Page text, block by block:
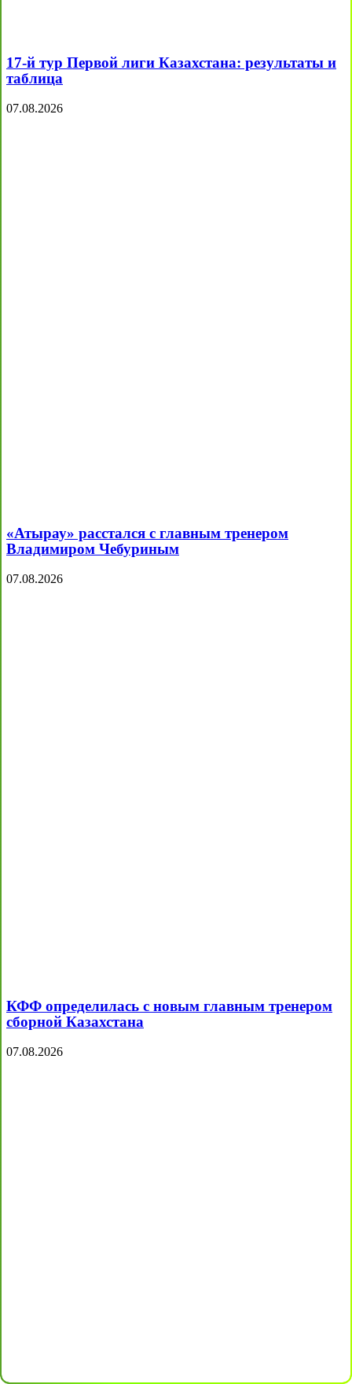
17-й тур Первой лиги Казахстана: результаты и
таблица
07.08.2026
«Атырау» расстался с главным тренером
Владимиром Чебуриным
07.08.2026
КФФ определилась с новым главным тренером
сборной Казахстана
07.08.2026